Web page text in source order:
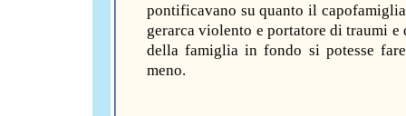
pontificavano su quanto il
gerarca violento e portatore di traumi e
della famiglia in fondo si potesse
meno.